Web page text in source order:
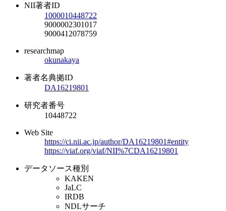
NII著者ID
1000010448722
9000002301017
9000412078759
researchmap
okunakaya
著者名典拠ID
DA16219801
研究者番号
10448722
Web Site
https://ci.nii.ac.jp/author/DA16219801#entity
https://viaf.org/viaf/NII%7CDA16219801
データソース種別
KAKEN
JaLC
IRDB
NDLサーチ